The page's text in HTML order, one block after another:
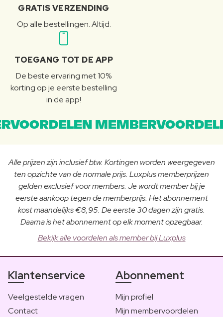
GRATIS VERZENDING
Op alle bestellingen. Altijd.
TOEGANG TOT DE APP
De beste ervaring met 10%
korting op je eerste bestelling
in de app!
Alle prijzen zijn inclusief btw. Kortingen worden weergegeven
ten opzichte van de normale prijs. Luxplus memberprijzen
gelden exclusief voor members. Je wordt member bij je
eerste aankoop tegen de memberprijs. Het abonnement
kost maandelijks €8,95. De eerste 30 dagen zijn gratis.
Daarna is het abonnement op elk moment opzegbaar.
Bekijk alle voordelen als member bij Luxplus
Klantenservice
Veelgestelde vragen
Contact
Abonnement
Mijn profiel
Mijn membervoordelen